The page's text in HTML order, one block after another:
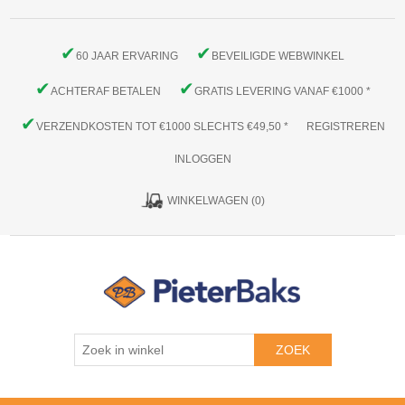
✔60 JAAR ERVARING ✔ BEVEILIGDE WEBWINKEL
✔ACHTERAF BETALEN ✔GRATIS LEVERING VANAF €1000 *
✔VERZENDKOSTEN TOT €1000 SLECHTS €49,50 * REGISTREREN
INLOGGEN
WINKELWAGEN (0)
ZOEK